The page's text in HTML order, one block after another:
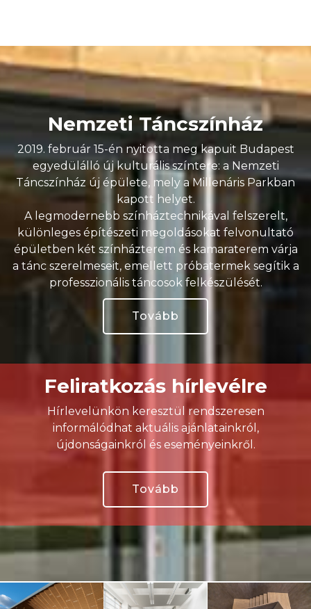
Nemzeti Táncszínház
2019. február 15-én nyitotta meg kapuit Budapest
egyedülálló új kulturális színtere: a Nemzeti
Táncszínház új épülete, mely a Millenáris Parkban
kapott helyet.
A legmodernebb színháztechnikával felszerelt,
különleges építészeti megoldásokat felvonultató
épületben két színházterem és kamaraterem várja
a tánc szerelmeseit, emellett próbatermek segítik a
professzionális táncosok felkészülését.
Tovább
Feliratkozás hírlevélre
Hírlevelünkön keresztül rendszeresen
informálódhat aktuális ajánlatainkról,
újdonságainkról és eseményeinkről.
Tovább